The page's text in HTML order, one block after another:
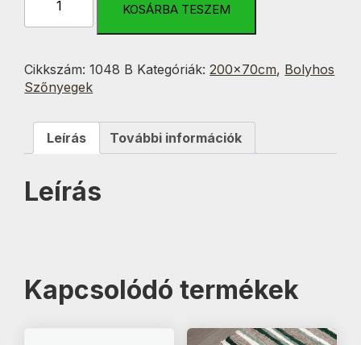
Bolyhos
70x100/200
mennyiség
KOSÁRBA TESZEM
Cikkszám:1048 B Kategóriák:200x70cm, Bolyhos
Szőnyegek
Leírás További információk
Leírás
Kapcsolódó termékek